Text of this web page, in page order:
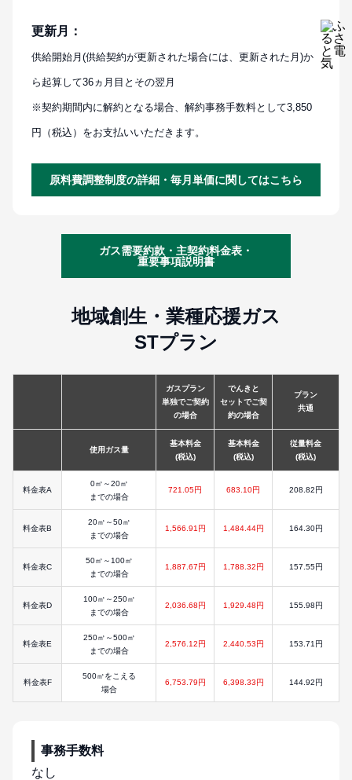
更新月：
供給開始月(供給契約が更新された場合には、更新された月)か
ら起算して36ヵ月目とその翌月
※契約期間内に解約となる場合、解約事務手数料として3,850
円（税込）をお支払いいただきます。
原料費調整制度の詳細・毎月単価に関してはこちら
ガス需要約款・主契約料金表・
重要事項説明書
地域創生・業種応援ガス
STプラン
ガスプラン
単独でご契約
の場合
でんきと
セットでご契
約の場合
プラン
共通
使用ガス量
基本料金
(税込)
基本料金
(税込)
従量料金
(税込)
料金表A
0㎥～20㎥
までの場合
721.05円 683.10円 208.82円
料金表B
20㎥～50㎥
までの場合
1,566.91円 1,484.44円 164.30円
料金表C
50㎥～100㎥
までの場合
1,887.67円 1,788.32円 157.55円
料金表D
100㎥～250㎥
までの場合
2,036.68円 1,929.48円 155.98円
料金表E
250㎥～500㎥
までの場合
2,576.12円 2,440.53円 153.71円
料金表F
500㎥をこえる
場合
6,753.79円 6,398.33円 144.92円
事務手数料
なし